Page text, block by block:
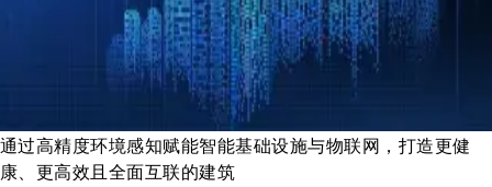
通过高精度环境感知赋能智能基础设施与物联网，打造更健
康、更高效且全面互联的建筑